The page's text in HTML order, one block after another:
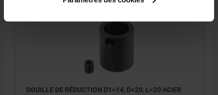
DOUILLE DE RÉDUCTION D1=14, D=20, L=20 ACIER